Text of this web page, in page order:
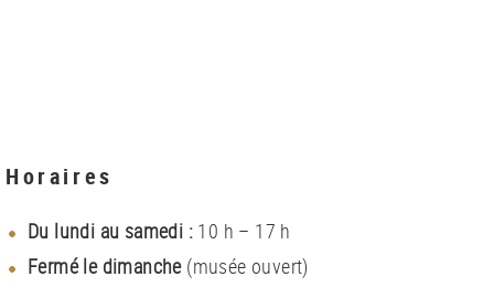
Horaires
Du lundi au samedi : 10 h – 17 h
Fermé le dimanche (musée ouvert)